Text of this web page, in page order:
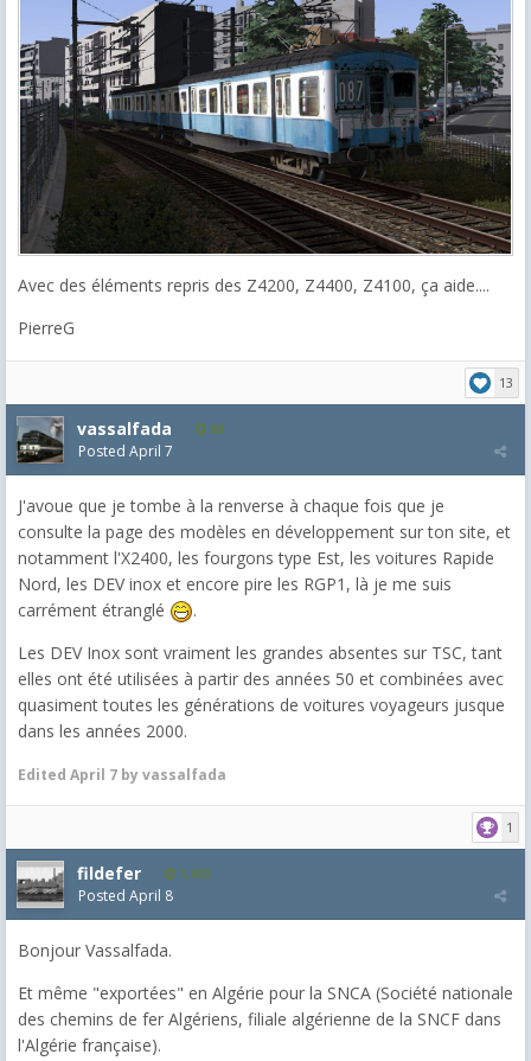
Avec des éléments repris des Z4200, Z4400, Z4100, ça aide....
PierreG
13
vassalfada 88
Posted April 7
J'avoue que je tombe à la renverse à chaque fois que je
consulte la page des modèles en développement sur ton site, et
notamment l'X2400, les fourgons type Est, les voitures Rapide
Nord, les DEV inox et encore pire les RGP1, là je me suis
carrément étranglé
.
Les DEV Inox sont vraiment les grandes absentes sur TSC, tant
elles ont été utilisées à partir des années 50 et combinées avec
quasiment toutes les générations de voitures voyageurs jusque
dans les années 2000.
Edited April 7 by vassalfada
1
fildefer 1,603
Posted April 8
Bonjour Vassalfada.
Et même "exportées" en Algérie pour la SNCA (Société nationale
des chemins de fer Algériens, filiale algérienne de la SNCF dans
l'Algérie française).